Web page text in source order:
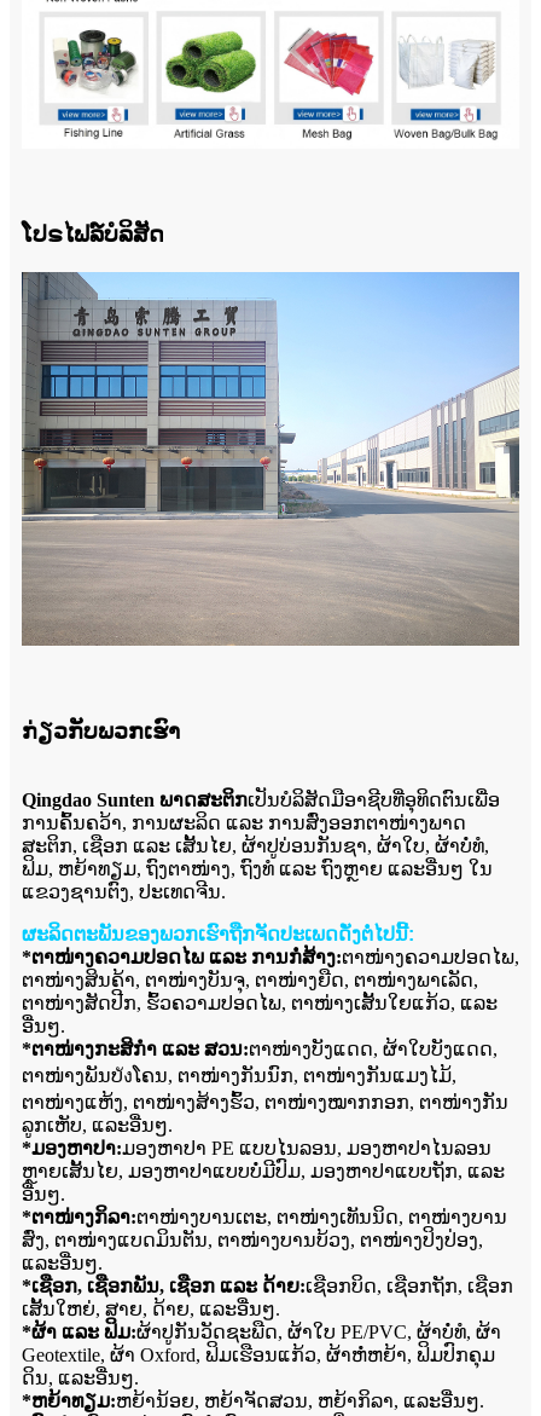
ໂປຣໄຟລ໌ບໍລິສັດ
ກ່ຽວກັບພວກເຮົາ
Qingdao Sunten ພາດສະຕິກເປັນບໍລິສັດມືອາຊີບທີ່ອຸທິດຕົນເພື່ອ
ການຄົ້ນຄວ້າ, ການຜະລິດ ແລະ ການສົ່ງອອກຕາໜ່າງພາດ
ສະຕິກ, ເຊືອກ ແລະ ເສັ້ນໄຍ, ຜ້າປູບ່ອນກັນຊາ, ຜ້າໃບ, ຜ້າບໍ່ທໍ,
ຟິມ, ຫຍ້າທຽມ, ຖົງຕາໜ່າງ, ຖົງທໍ ແລະ ຖົງຫຼາຍ ແລະອື່ນໆ ໃນ
ແຂວງຊານຕົງ, ປະເທດຈີນ.
ຜະລິດຕະພັນຂອງພວກເຮົາຖືກຈັດປະເພດດັ່ງຕໍ່ໄປນີ້:
*ຕາໜ່າງຄວາມປອດໄພ ແລະ ການກໍ່ສ້າງ:ຕາໜ່າງຄວາມປອດໄພ,
ຕາໜ່າງສິນຄ້າ, ຕາໜ່າງບັນຈຸ, ຕາໜ່າງຍືດ, ຕາໜ່າງພາເລັດ,
ຕາໜ່າງສັດປີກ, ຮົ້ວຄວາມປອດໄພ, ຕາໜ່າງເສັ້ນໃຍແກ້ວ, ແລະ
ອື່ນໆ.
*ຕາໜ່າງກະສິກຳ ແລະ ສວນ:ຕາໜ່າງບັງແດດ, ຜ້າໃບບັງແດດ,
ຕາໜ່າງພັນບังໂຄນ, ຕາໜ່າງກັນນົກ, ຕາໜ່າງກັນແມງໄມ້,
ຕາໜ່າງແຫ້ງ, ຕາໜ່າງສ້າງຮົ້ວ, ຕາໜ່າງໝາກກອກ, ຕາໜ່າງກັນ
ລູກເຫັບ, ແລະອື່ນໆ.
*ມອງຫາປາ:ມອງຫາປາ PE ແບບໄນລອນ, ມອງຫາປາໄນລອນ
ຫຼາຍເສັ້ນໄຍ, ມອງຫາປາແບບບໍ່ມີປົມ, ມອງຫາປາແບບຖັກ, ແລະ
ອື່ນໆ.
*ຕາໜ່າງກິລາ:ຕາໜ່າງບານເຕະ, ຕາໜ່າງເທັນນິດ, ຕາໜ່າງບານ
ສົ່ງ, ຕາໜ່າງແບດມິນຕັນ, ຕາໜ່າງບານບ້ວງ, ຕາໜ່າງປິງປ່ອງ,
ແລະອື່ນໆ.
*ເຊືອກ, ເຊືອກພັນ, ເຊືອກ ແລະ ດ້າຍ:ເຊືອກບິດ, ເຊືອກຖັກ, ເຊືອກ
ເສັ້ນໃຫຍ່, ສາຍ, ດ້າຍ, ແລະອື່ນໆ.
*ຜ້າ ແລະ ຟິມ:ຜ້າປູກັນວັດຊະພືດ, ຜ້າໃບ PE/PVC, ຜ້າບໍ່ທໍ, ຜ້າ
Geotextile, ຜ້າ Oxford, ຟິມເຮືອນແກ້ວ, ຜ້າຫໍ່ຫຍ້າ, ຟິມປົກຄຸມ
ດິນ, ແລະອື່ນໆ.
*ຫຍ້າທຽມ:ຫຍ້ານ້ອຍ, ຫຍ້າຈັດສວນ, ຫຍ້າກິລາ, ແລະອື່ນໆ.